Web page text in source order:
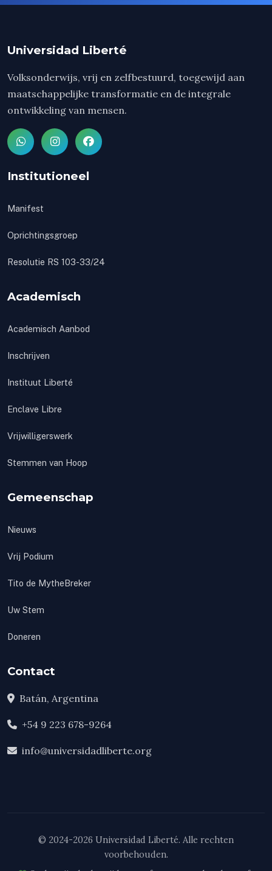
Universidad Liberté
Volksonderwijs, vrij en zelfbestuurd, toegewijd aan
maatschappelijke transformatie en de integrale
ontwikkeling van mensen.
Institutioneel
Manifest
Oprichtingsgroep
Resolutie RS 103-33/24
Academisch
Academisch Aanbod
Inschrijven
Instituut Liberté
Enclave Libre
Vrijwilligerswerk
Stemmen van Hoop
Gemeenschap
Nieuws
Vrij Podium
Tito de MytheBreker
Uw Stem
Doneren
Contact
Batán, Argentina
+54 9 223 678-9264
info@universidadliberte.org
© 2024-2026 Universidad Liberté. Alle rechten
voorbehouden.